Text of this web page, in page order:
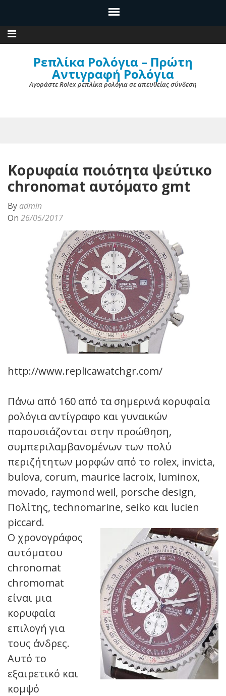
Ρεπλίκα Ρολόγια – Πρώτη
Αντιγραφή Ρολόγια
Αγοράστε Rolex ρεπλίκα ρολόγια σε απευθείας σύνδεση
Κορυφαία ποιότητα ψεύτικο
chronomat αυτόματο gmt
By admin
On 26/05/2017
http://www.replicawatchgr.com/
Πάνω από 160 από τα σημερινά κορυφαία
ρολόγια αντίγραφο και γυναικών
παρουσιάζονται στην προώθηση,
συμπεριλαμβανομένων των πολύ
περιζήτητων μορφών από το rolex, invicta,
bulova, corum, maurice lacroix, luminox,
movado, raymond weil, porsche design,
Πολίτης, technomarine, seiko και lucien
piccard.
Ο χρονογράφος
αυτόματου
chronomat
chromomat
είναι μια
κορυφαία
επιλογή για
τους άνδρες.
Αυτό το
εξαιρετικό και
κομψό